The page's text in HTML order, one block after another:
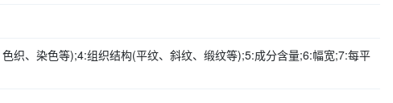
织、染色等);4:组织结构(平纹、斜纹、缎纹等);5:成分含量;6:幅宽;7:每平